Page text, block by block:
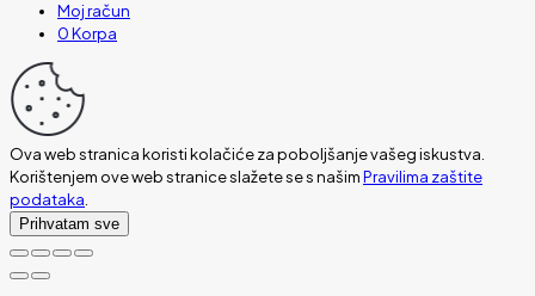
Moj račun
0Korpa
Ova web stranica koristi kolačiće za poboljšanje vašeg iskustva.
Korištenjem ove web stranice slažete se s našimPravilima zaštite
podataka.
Prihvatam sve